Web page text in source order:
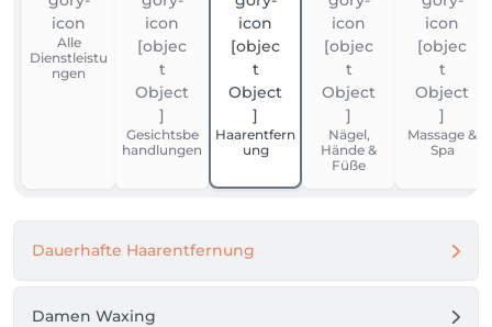
Alle
Dienstleistu
ngen
Gesichtsbe
handlungen
Haarentfern
ung
Nägel,
Hände &
Füße
Massage &
Spa
Dauerhafte Haarentfernung
Damen Waxing